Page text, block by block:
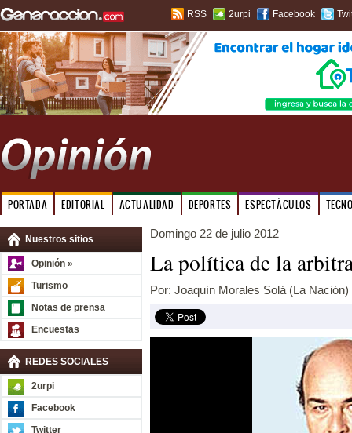
RSS 2urpi Facebook
PORTADA EDITORIAL ACTUALIDAD DEPORTES ESPECTÁCULOS
Nuestros sitios
Opinión »
Turismo
Notas de prensa
Encuestas
REDES SOCIALES
2urpi
Facebook
Twitter
Domingo 22 de julio 2012
La política de la
Por: Joaquín Morales Solá (La Nación)